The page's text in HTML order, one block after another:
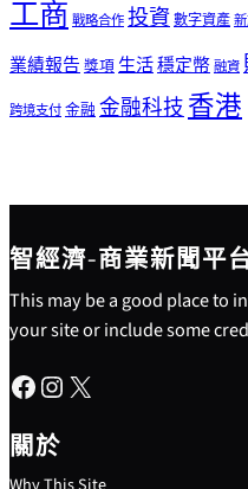
工商戰略合作投資數字資產
業績報告獎項生活穩定幣融資
跨境支付金融 金融科技香港
智經濟-商業新聞平
This may be a good place to
your site or include some
Facebook Instagram X
關於